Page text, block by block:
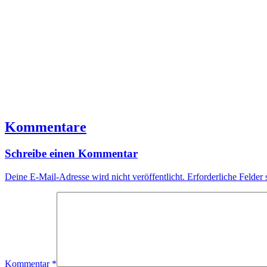
Kommentare
Schreibe einen Kommentar
Deine E-Mail-Adresse wird nicht veröffentlicht. Erforderliche Felder
Kommentar *